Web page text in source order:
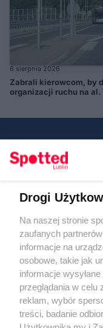
6 sierpnia 2026
Zabrali kierowcom, by
organizacji ruchu na al.
KATEGORIE
OGŁOSZENIA
Regulamin
Polityka
RODO
Warunki
Drogi
Na naszej stronie
zaufanych
informacje na
osobowe, takie jak
informacje
przeglądania w celu
reklam, wybór
treści, badanie